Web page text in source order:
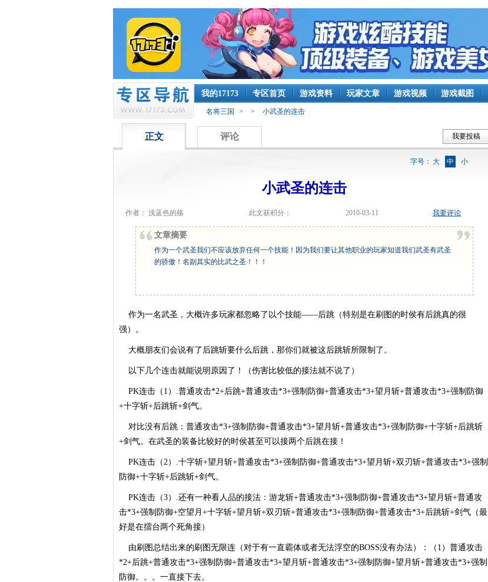
我的17173 专区首页 游戏资料 玩家文章 游戏视频 游戏截图
名将三国 > > 小武圣的连击
正文 评论 我要投稿
字号： 大 中 小
小武圣的连击
作者： 浅蓝色的殇 此文获积分： 2010-03-11 我要评论
文章摘要
作为一个武圣我们不应该放弃任何一个技能！因为我们要让其他职业的玩家知道我们武圣有武圣
的骄傲！名副其实的比武之圣！！！
作为一名武圣，大概许多玩家都忽略了以个技能——后跳（特别是在刷图的时侯有后跳真的很
强）。
大概朋友们会说有了后跳斩要什么后跳，那你们就被这后跳斩所限制了。
以下几个连击就能说明原因了！（伤害比较低的接法就不说了）
PK连击（1）.普通攻击*2+后跳+普通攻击*3+强制防御+普通攻击*3+望月斩+普通攻击*3+强制防御
+十字斩+后跳斩+剑气。
对比没有后跳：普通攻击*3+强制防御+普通攻击*3+望月斩+普通攻击*3+强制防御+十字斩+后跳斩
+剑气。在武圣的装备比较好的时侯甚至可以接两个后跳在接！
PK连击（2）.十字斩+望月斩+普通攻击*3+强制防御+普通攻击*3+望月斩+双刃斩+普通攻击*3+强制
防御+十字斩+后跳斩+剑气。
PK连击（3）.还有一种看人品的接法：游龙斩+普通攻击*3+强制防御+普通攻击*3+望月斩+普通攻
击*3+强制防御+空望月+十字斩+望月斩+双刃斩+普通攻击*3+强制防御+普通攻击*3+后跳斩+剑气（最
好是在擂台两个死角接）
由刷图总结出来的刷图无限连（对于有一直霸体或者无法浮空的BOSS没有办法）：（1）普通攻击
*2+后跳+普通攻击*3+强制防御+普通攻击*3+望月斩+普通攻击*3+强制防御+望月斩+普通攻击*3+强制
防御。。。一直接下去。